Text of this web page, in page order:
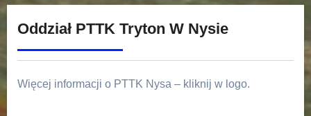
Oddział PTTK Tryton W Nysie
Więcej informacji o PTTK Nysa – kliknij w logo.